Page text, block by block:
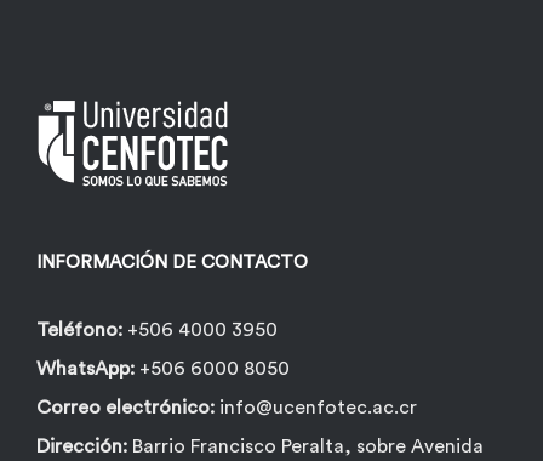
INFORMACIÓN DE CONTACTO
Teléfono: +506 4000 3950
WhatsApp: +506 6000 8050
Correo electrónico: info@ucenfotec.ac.cr
Dirección: Barrio Francisco Peralta, sobre Avenida